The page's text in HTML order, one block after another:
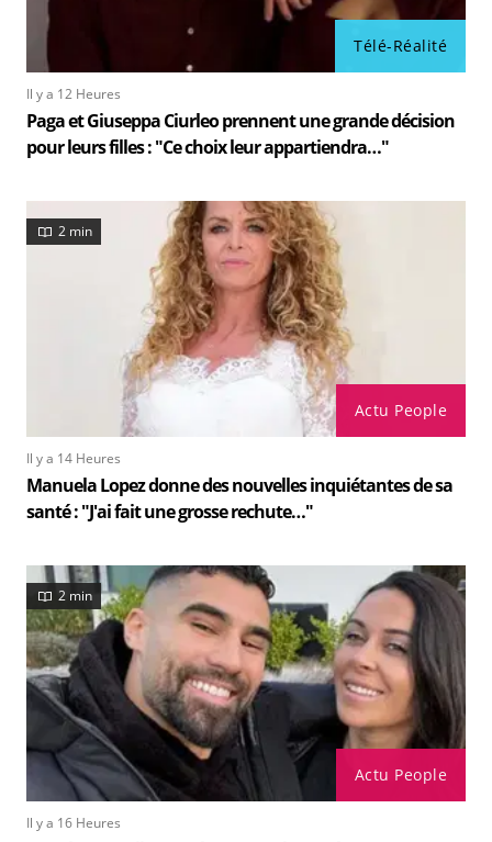
Télé-Réalité
Il y a 12 Heures
Paga et Giuseppa Ciurleo prennent une grande décision
pour leurs filles : "Ce choix leur appartiendra…"
Actu People
2 min
Il y a 14 Heures
Manuela Lopez donne des nouvelles inquiétantes de sa
santé : "J'ai fait une grosse rechute…"
Actu People
2 min
Il y a 16 Heures